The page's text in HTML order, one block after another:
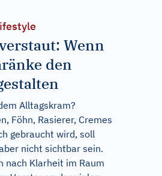
Wenn
den
Alltagskram?
Föhn, Rasierer, Cremes
gebraucht wird, soll
nicht sichtbar sein.
nach Klarheit im Raum